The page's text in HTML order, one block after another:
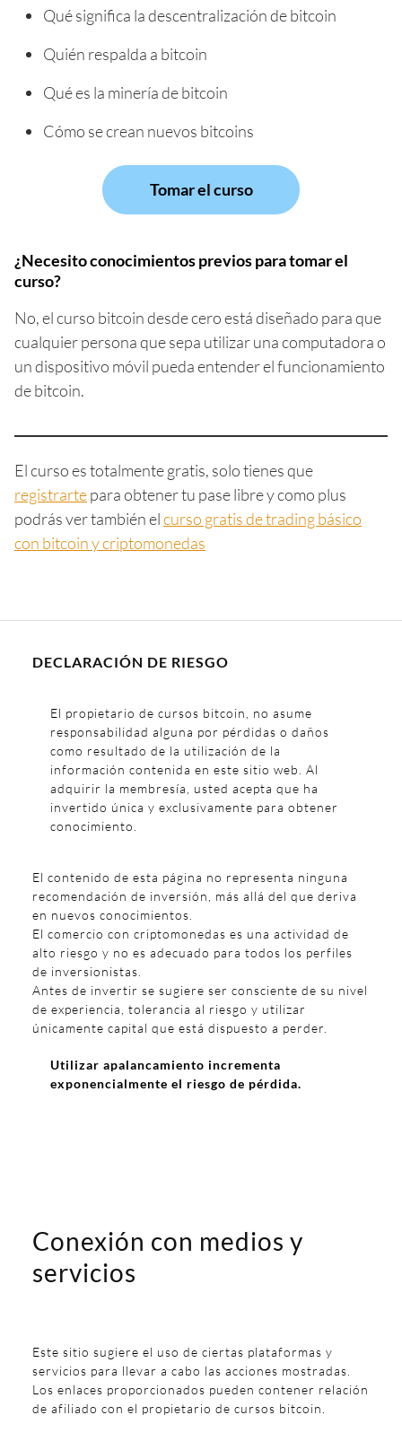
Qué significa la descentralización de bitcoin
Quién respalda a bitcoin
Qué es la minería de bitcoin
Cómo se crean nuevos bitcoins
Tomar el curso
¿Necesito conocimientos previos para tomar el
curso?
No, el curso bitcoin desde cero está diseñado para que
cualquier persona que sepa utilizar una computadora o
un dispositivo móvil pueda entender el funcionamiento
de bitcoin.
El curso es totalmente gratis, solo tienes que
registrartepara obtener tu pase libre y como plus
podrás ver también elcurso gratis de trading básico
con bitcoin y criptomonedas
DECLARACIÓN DE RIESGO
El propietario de cursos bitcoin, no asume
responsabilidad alguna por pérdidas o daños
como resultado de la utilización de la
información contenida en este sitio web. Al
adquirir la membresía, usted acepta que ha
invertido única y exclusivamente para obtener
conocimiento.
El contenido de esta página no representa ninguna
recomendación de inversión, más allá del que deriva
en nuevos conocimientos.
El comercio con criptomonedas es una actividad de
alto riesgo y no es adecuado para todos los perfiles
de inversionistas.
Antes de invertir se sugiere ser consciente de su nivel
de experiencia, tolerancia al riesgo y utilizar
únicamente capital que está dispuesto a perder.
Utilizar apalancamiento incrementa
exponencialmente el riesgo de pérdida.
Conexión con medios y
servicios
Este sitio sugiere el uso de ciertas plataformas y
servicios para llevar a cabo las acciones mostradas.
Los enlaces proporcionados pueden contener relación
de afiliado con el propietario de cursos bitcoin.